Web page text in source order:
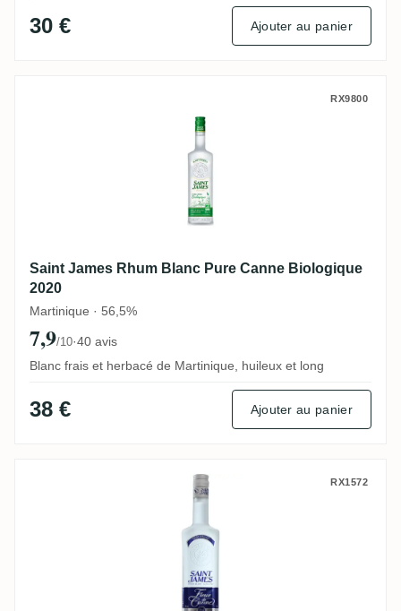
30 € Ajouter au panier
Saint James Rhum Blanc Pure Canne
RX9800
Saint James Rhum Blanc Pure Canne Biologique
2020
Martinique · 56,5%
7,9/10·40 avis
Blanc frais et herbacé de Martinique, huileux et long
38 € Ajouter au panier
Saint James Fleur de Canne BlancRX1572